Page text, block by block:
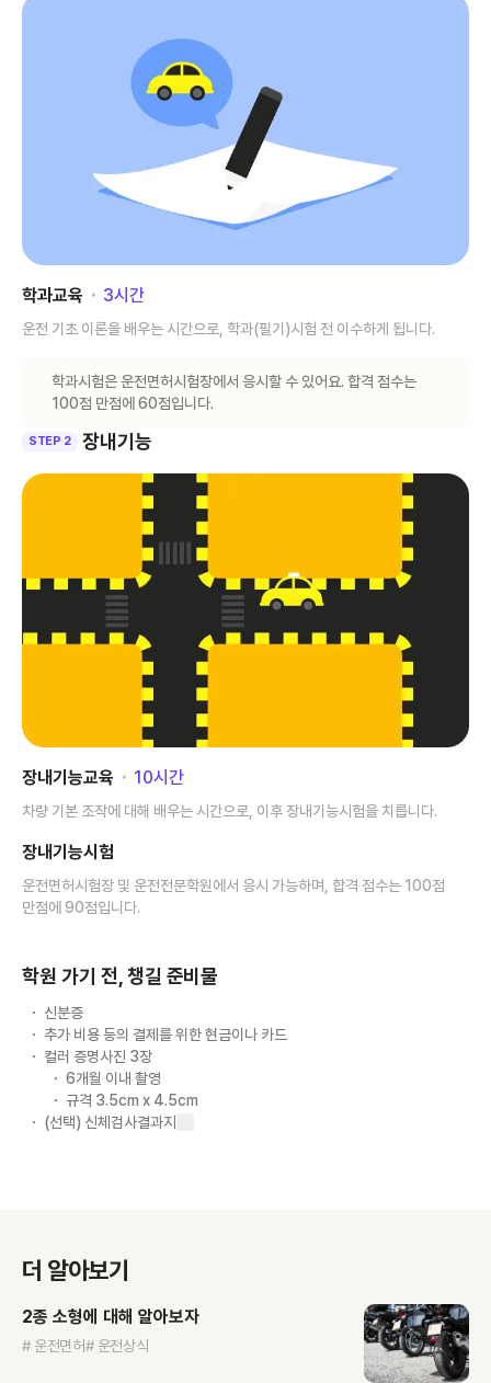
학과교육 ･ 3시간
운전 기초 이론을 배우는 시간으로, 학과(필기)시험 전 이수하게 됩니다.
학과시험은 운전면허시험장에서 응시할 수 있어요. 합격 점수는
100점 만점에 60점입니다.
STEP 2 장내기능
장내기능교육 ･ 10시간
차량 기본 조작에 대해 배우는 시간으로, 이후 장내기능시험을 치릅니다.
장내기능시험
운전면허시험장 및 운전전문학원에서 응시 가능하며, 합격 점수는 100점
만점에 90점입니다.
학원 가기 전, 챙길 준비물
신분증
추가 비용 등의 결제를 위한 현금이나 카드
컬러 증명사진 3장
6개월 이내 촬영
규격 3.5cm x 4.5cm
(선택) 신체검사결과지
더 알아보기
2종 소형에 대해 알아보자
# 운전면허# 운전상식